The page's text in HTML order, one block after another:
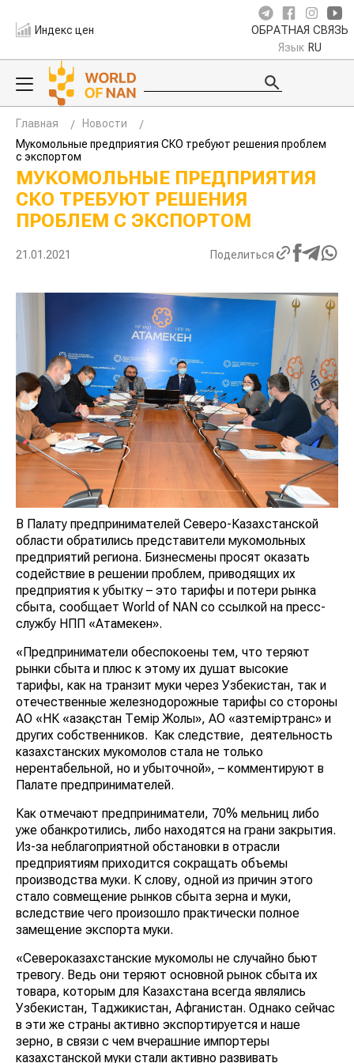
Индекс цен ОБРАТНАЯ СВЯЗЬ
Язык RU
Главная
Новости
Мукомольные предприятия СКО требуют решения проблем
с экспортом
МУКОМОЛЬНЫЕ ПРЕДПРИЯТИЯ
СКО ТРЕБУЮТ РЕШЕНИЯ
ПРОБЛЕМ С ЭКСПОРТОМ
21.01.2021 Поделиться
В Палату предпринимателей Северо-Казахстанской
области обратились представители мукомольных
предприятий региона. Бизнесмены просят оказать
содействие в решении проблем, приводящих их
предприятия к убытку – это тарифы и потери рынка
сбыта, сообщает World of NAN со ссылкой на пресс-
службу НПП «Атамекен».
«Предприниматели обеспокоены тем, что теряют
рынки сбыта и плюс к этому их душат высокие
тарифы, как на транзит муки через Узбекистан, так и
отечественные железнодорожные тарифы со стороны
АО «НК «Қазақстан Темір Жолы», АО «Қазтеміртранс» и
других собственников. Как следствие, деятельность
казахстанских мукомолов стала не только
нерентабельной, но и убыточной», – комментируют в
Палате предпринимателей.
Как отмечают предприниматели, 70% мельниц либо
уже обанкротились, либо находятся на грани закрытия.
Из-за неблагоприятной обстановки в отрасли
предприятиям приходится сокращать объемы
производства муки. К слову, одной из причин этого
стало совмещение рынков сбыта зерна и муки,
вследствие чего произошло практически полное
замещение экспорта муки.
«Североказахстанские мукомолы не случайно бьют
тревогу. Ведь они теряют основной рынок сбыта их
товара, которым для Казахстана всегда являлись
Узбекистан, Таджикистан, Афганистан. Однако сейчас
в эти же страны активно экспортируется и наше
зерно, в связи с чем вчерашние импортеры
казахстанской муки стали активно развивать